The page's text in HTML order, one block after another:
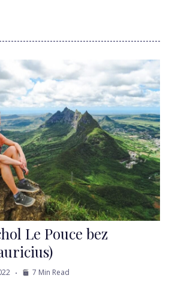
Le Pouce bez
7 Min Read